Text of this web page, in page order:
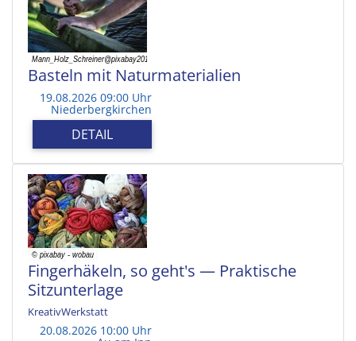
Basteln mit Naturmaterialien
19.08.2026 09:00 Uhr
Niederbergkirchen
DETAIL
Fingerhäkeln, so geht's — Praktische
Sitzunterlage
KreativWerkstatt
20.08.2026 10:00 Uhr